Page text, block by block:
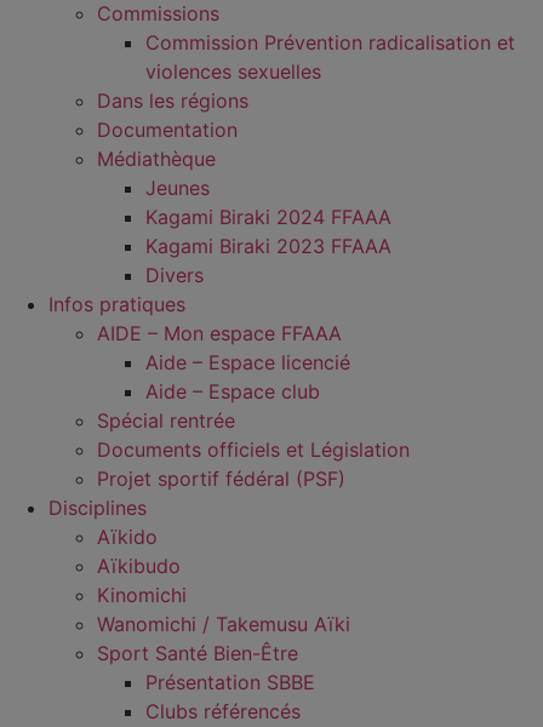
Commissions
Commission Prévention radicalisation et
violences sexuelles
Dans les régions
Documentation
Médiathèque
Jeunes
Kagami Biraki 2024 FFAAA
Kagami Biraki 2023 FFAAA
Divers
Infos pratiques
AIDE – Mon espace FFAAA
Aide – Espace licencié
Aide – Espace club
Spécial rentrée
Documents officiels et Législation
Projet sportif fédéral (PSF)
Disciplines
Aïkido
Aïkibudo
Kinomichi
Wanomichi / Takemusu Aïki
Sport Santé Bien-Être
Présentation SBBE
Clubs référencés